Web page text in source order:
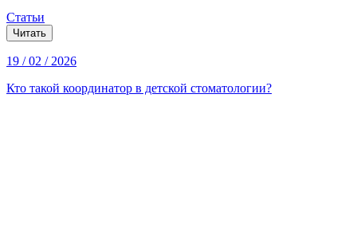
Статьи
Читать
19 / 02 / 2026
Кто такой координатор в детской стоматологии?